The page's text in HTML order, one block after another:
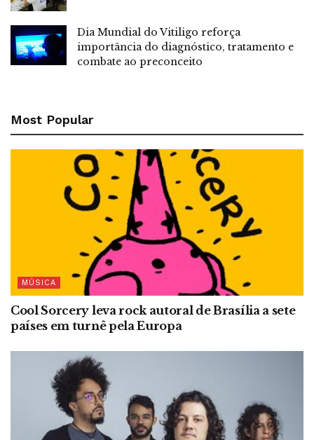
Dia Mundial do Vitiligo reforça
importância do diagnóstico, tratamento e
combate ao preconceito
Most Popular
MÚSICA
Cool Sorcery leva rock autoral de Brasília a sete
países em turnê pela Europa